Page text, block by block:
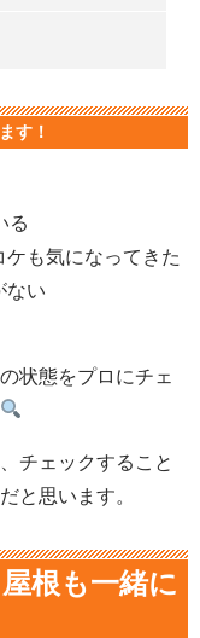
す！
る
も気になってきた
ない
状態をプロにチェ
チェックすること
と思います。
根も一緒に